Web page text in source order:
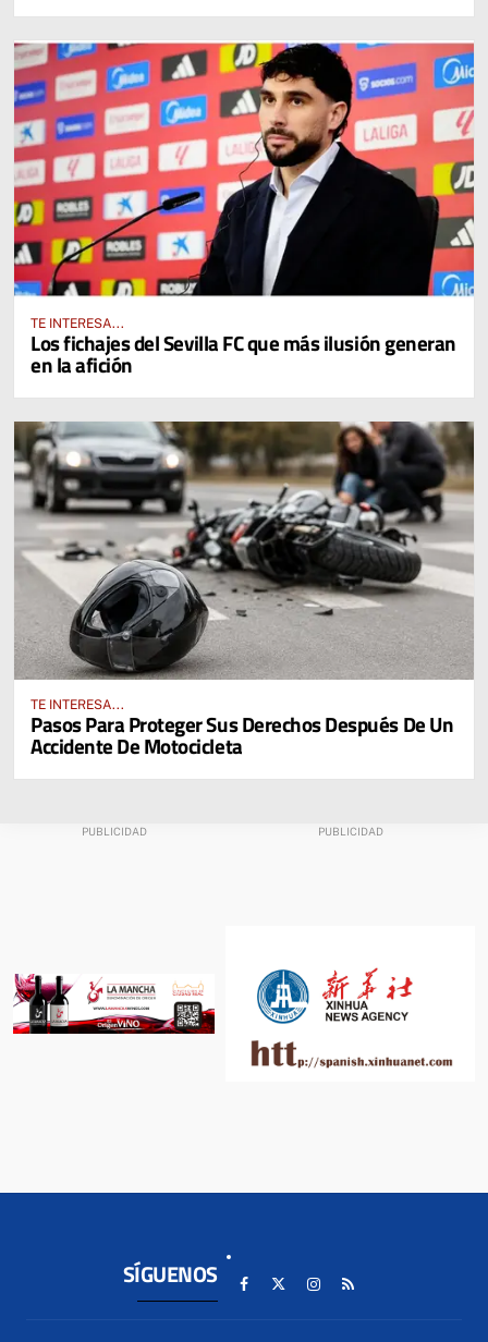
TE INTERESA...
Los fichajes del Sevilla FC que más ilusión generan
en la afición
TE INTERESA...
Pasos Para Proteger Sus Derechos Después De Un
Accidente De Motocicleta
SÍGUENOS